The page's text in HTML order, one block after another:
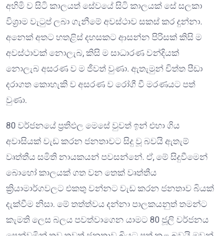
අහිමි ව සිටි කාලයත් සේවයේ සිටි කාලයක් සේ සලකා
විශ්‍රාම වැටුප් ලබා ගැනීමේ අවස්ථාව සකස් කර දුන්නා.
අනෙක් අතට හතළිස් දහසකට ආසන්න පිරිසක් කිසි ම
අවස්ථාවක් නොලැබ, කිසි ම සාධාරණ වන්දියක්
නොලැබ අසරණ ව ම ජීවත් වුණා. ඇතැමුන් චිත්ත පීඩා
දරාගත කොහැකි ව අසරණ ව රෝගී වී මරණයට පත්
වුණා.
80 වර්ජනයේ ප්‍රතිඵල මෙසේ වුවත් ඉන් එහා ගිය
අවාසියක් වැඩ කරන ජනතාවට සිදු වූ බවයි ඇතැම්
වෘත්තීය සමිති නායකයන් පවසන්නේ. ඒ, මේ සිදුවීමෙන්
බොහෝ කාලයක් ගත වන තෙක් වෘත්තීය
ක්‍රියාමාර්ගවලට එකතු වන්නට වැඩ කරන ජනතාව බියක්
දැක්වීම නිසා. මේ තත්ත්වය දන්නා පාලකයනුත් තමන්ට
කැමති ලෙස බලය පවත්වාගෙන යාමට 80 ජූලි වර්ජනය